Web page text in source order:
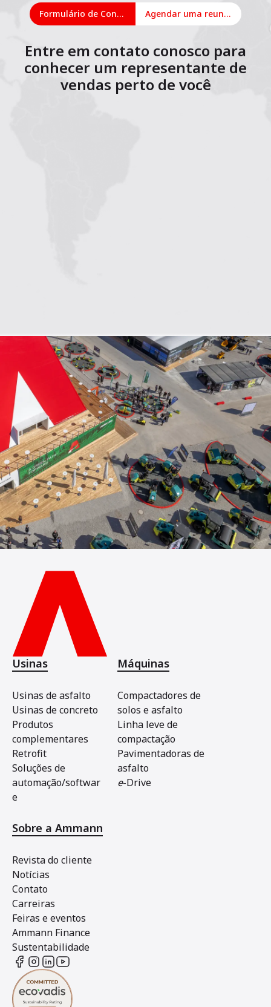
Formulário de Contato Agendar uma reunião on-line
Entre em contato conosco para
conhecer um representante de
vendas perto de você
Usinas
Usinas de asfalto
Usinas de concreto
Produtos
complementares
Retrofit
Soluções de
automação/softwar
e
Máquinas
Compactadores de
solos e asfalto
Linha leve de
compactação
Pavimentadoras de
asfalto
e-Drive
Sobre a Ammann
Revista do cliente
Notícias
Contato
Carreiras
Feiras e eventos
Ammann Finance
Sustentabilidade